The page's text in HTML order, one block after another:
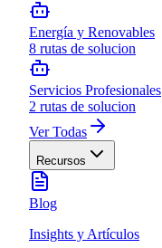
Energía y Renovables
8 rutas de solucion
Servicios Profesionales
2 rutas de solucion
Ver Todas
Recursos
Blog
Insights y Artículos